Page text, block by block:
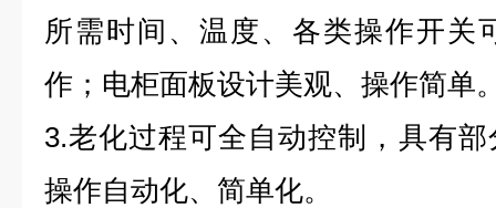
所需时间、温度、各类操作开关
作；电柜面板设计美观、操作简单
3.老化过程可全自动控制，具有
操作自动化、简单化。